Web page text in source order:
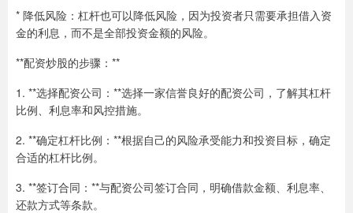
* 降低风险：杠杆也可以降低风险，因为投资者只需要承担借入资
金的利息，而不是全部投资金额的风险。
**配资炒股的步骤：**
1. **选择配资公司：**选择一家信誉良好的配资公司，了解其杠杆
比例、利息率和风控措施。
2. **确定杠杆比例：**根据自己的风险承受能力和投资目标，确定
合适的杠杆比例。
3. **签订合同：**与配资公司签订合同，明确借款金额、利息率、
还款方式等条款。